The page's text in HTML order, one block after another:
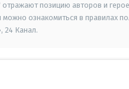
позицию авторов и
можно ознакомиться в правилах
24 Канал.